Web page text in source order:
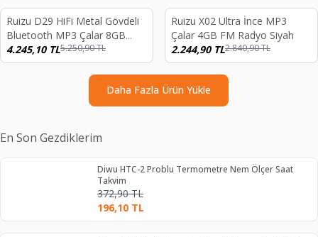
%19
Ruizu D29 HiFi Metal Gövdeli
Bluetooth MP3 Çalar 8GB
Pedometre Radyo Alarm
4.245,10TL5.250,90TL
%21
Tükendi
Ruizu X02 Ultra İnce MP3
Çalar 4GB FM Radyo Siyah
2.244,90TL2.840,90TL
Daha Fazla Ürün Yükle
En Son Gezdiklerim
Diwu HTC-2 Problu Termometre Nem Ölçer Saat
Takvim
372,90TL
196,10 TL